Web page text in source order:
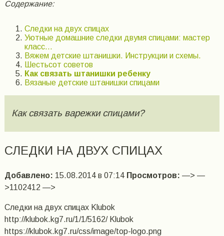
Содержание:
Следки на двух спицах
Уютные домашние следки двумя спицами: мастер
класс…
Вяжем детские штанишки. Инструкции и схемы.
Шестьсот советов
Как связать штанишки ребенку
Вязаные детские штанишки спицами
Как связать варежки спицами?
СЛЕДКИ НА ДВУХ СПИЦАХ
Добавлено: 15.08.2014 в 07:14 Просмотров: —> —
>1102412 —>
Следки на двух спицах Klubok
http://klubok.kg7.ru/1/1/5162/ Klubok
https://klubok.kg7.ru/css/image/top-logo.png